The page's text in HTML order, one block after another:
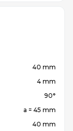
40 mm
4 mm
90°
a = 45 mm
40 mm